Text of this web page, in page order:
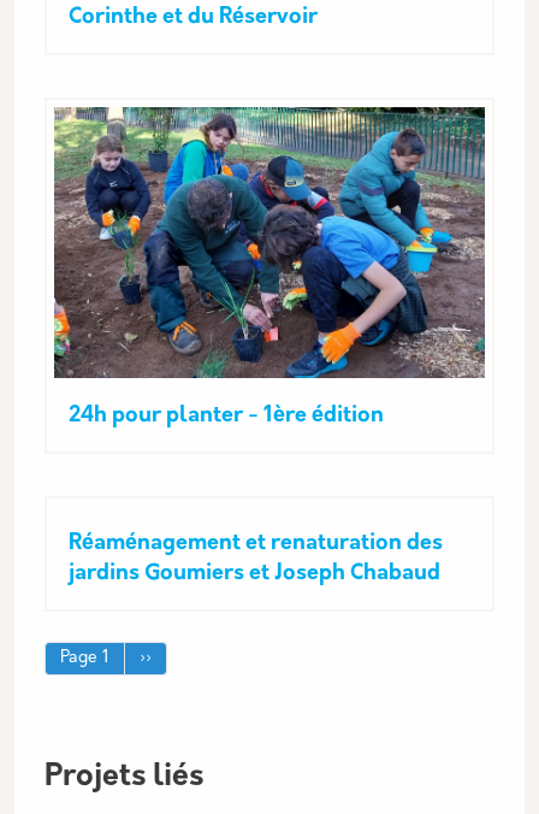
Corinthe et du Réservoir
24h pour planter - 1ère édition
Réaménagement et renaturation des
jardins Goumiers et Joseph Chabaud
Pagination
Page 1 Page suivante
››
Projets liés